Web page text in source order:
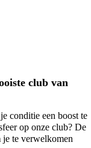
club van
conditie een boost te
op onze club? De
je te verwelkomen